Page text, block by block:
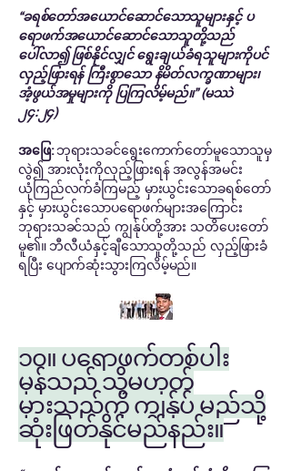
“ခရစ်တော်အယောင်ဆောင်သောသူများနှင့် ပ
ရောဖက်အယောင်ဆောင်သောသူတို့သည်
ပေါ်လာ၍ ဖြစ်နိုင်လျှင် ရွေးချယ်ခံရသူများကိုပင်
လှည့်ဖြားရန် ကြီးစွာသော နိမိတ်လက္ခဏာများ၊
အံ့ဖွယ်အမှုများကို ပြကြလိမ့်မည်။” (မဿဲ
၂၄:၂၄)
အဖြေ:ဘုရားသခင်ရွေးကောက်တော်မူသောသူမှ
လွဲ၍ အားလုံးကိုလှည့်ဖြားရန် အလွန်အမင်း
ယုံကြည်လက်ခံကြမည့် မှားယွင်းသောခရစ်တော်
နှင့် မှားယွင်းသောပရောဖက်များအကြောင်း
ဘုရားသခင်သည် ကျွန်ုပ်တို့အား သတိပေးတော်
မူ၏။ ဘီလီယံနှင့်ချီသောသူတို့သည် လှည့်ဖြားခံ
ရပြီး ပျောက်ဆုံးသွားကြလိမ့်မည်။
၁၀။ ပရောဖက်တစ်ပါး
မှန်သည် သို့မဟုတ်
မှားသည်ကို ကျွန်ုပ် မည်သို့
ဆုံးဖြတ်နိုင်မည်နည်း။